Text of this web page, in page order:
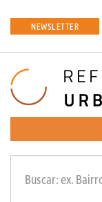
NEWSLETTER